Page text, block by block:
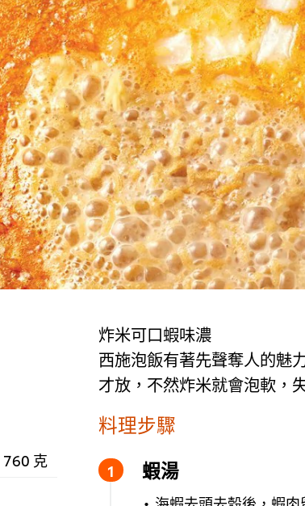
760 克
炸米可口蝦味濃
西施泡飯有著先聲奪人的魅
才放，不然炸米就會泡軟，
料理步驟
蝦湯